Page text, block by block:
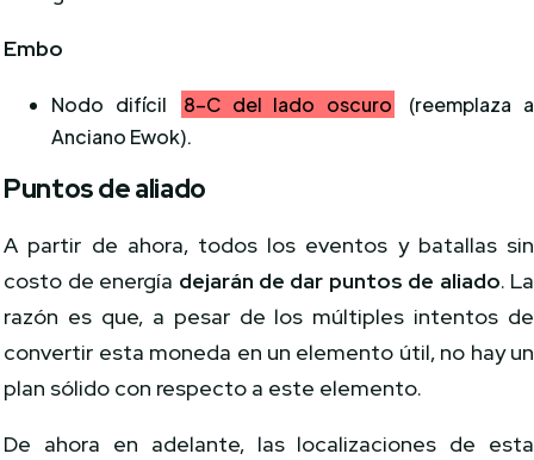
Embo
Nodo difícil 8-C del lado oscuro
(reemplaza a
Anciano Ewok).
Puntos de aliado
A partir de ahora, todos los eventos y batallas sin
costo de energía dejarán de dar puntos de aliado. La
razón es que, a pesar de los múltiples intentos de
convertir esta moneda en un elemento útil, no hay un
plan sólido con respecto a este elemento.
De ahora en adelante, las localizaciones de esta